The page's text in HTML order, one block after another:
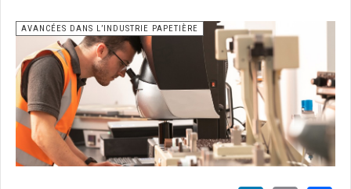
AVANCÉES DANS L’INDUSTRIE PAPETIÈRE